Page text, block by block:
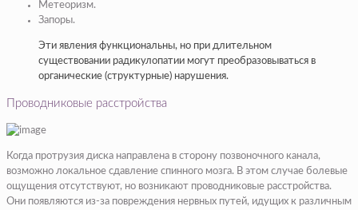
Метеоризм.
Запоры.
Эти явления функциональны, но при длительном
существовании радикулопатии могут преобразовываться в
органические (структурные) нарушения.
Проводниковые расстройства
Когда протрузия диска направлена в сторону позвоночного канала,
возможно локальное сдавление спинного мозга. В этом случае болевые
ощущения отсутствуют, но возникают проводниковые расстройства.
Они появляются из-за повреждения нервных путей, идущих к различным